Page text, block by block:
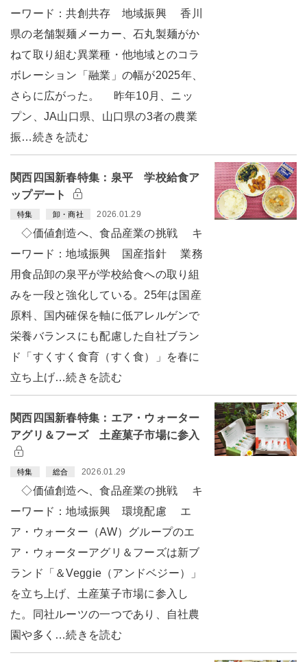
ーワード：共創共存 地域振興 香川
県の老舗製麺メーカー、石丸製麺がか
ねて取り組む異業種・他地域とのコラ
ボレーション「融業」の幅が2025年、
さらに広がった。 昨年10月、ニッ
プン、JA山口県、山口県の3者の農業
振…続きを読む
関西四国新春特集：泉平 学校給食ア
ップデート
特集 卸・商社 2026.01.29
◇価値創造へ、食品産業の挑戦 キ
ーワード：地域振興 国産指針 業務
用食品卸の泉平が学校給食への取り組
みを一段と強化している。25年は国産
原料、国内確保を軸に低アレルゲンで
栄養バランスにも配慮した自社ブラン
ド「すくすく食育（すく食）」を春に
立ち上げ…続きを読む
関西四国新春特集：エア・ウォーター
アグリ＆フーズ 土産菓子市場に参入
特集 総合 2026.01.29
◇価値創造へ、食品産業の挑戦 キ
ーワード：地域振興 環境配慮 エ
ア・ウォーター（AW）グループのエ
ア・ウォーターアグリ＆フーズは新ブ
ランド「＆Veggie（アンドベジー）」
を立ち上げ、土産菓子市場に参入し
た。同社ルーツの一つであり、自社農
園や多く…続きを読む